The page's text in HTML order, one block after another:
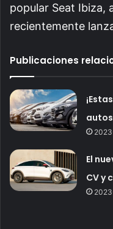
popular Seat Ibiza,
recientemente
Publicaciones
El
CV y